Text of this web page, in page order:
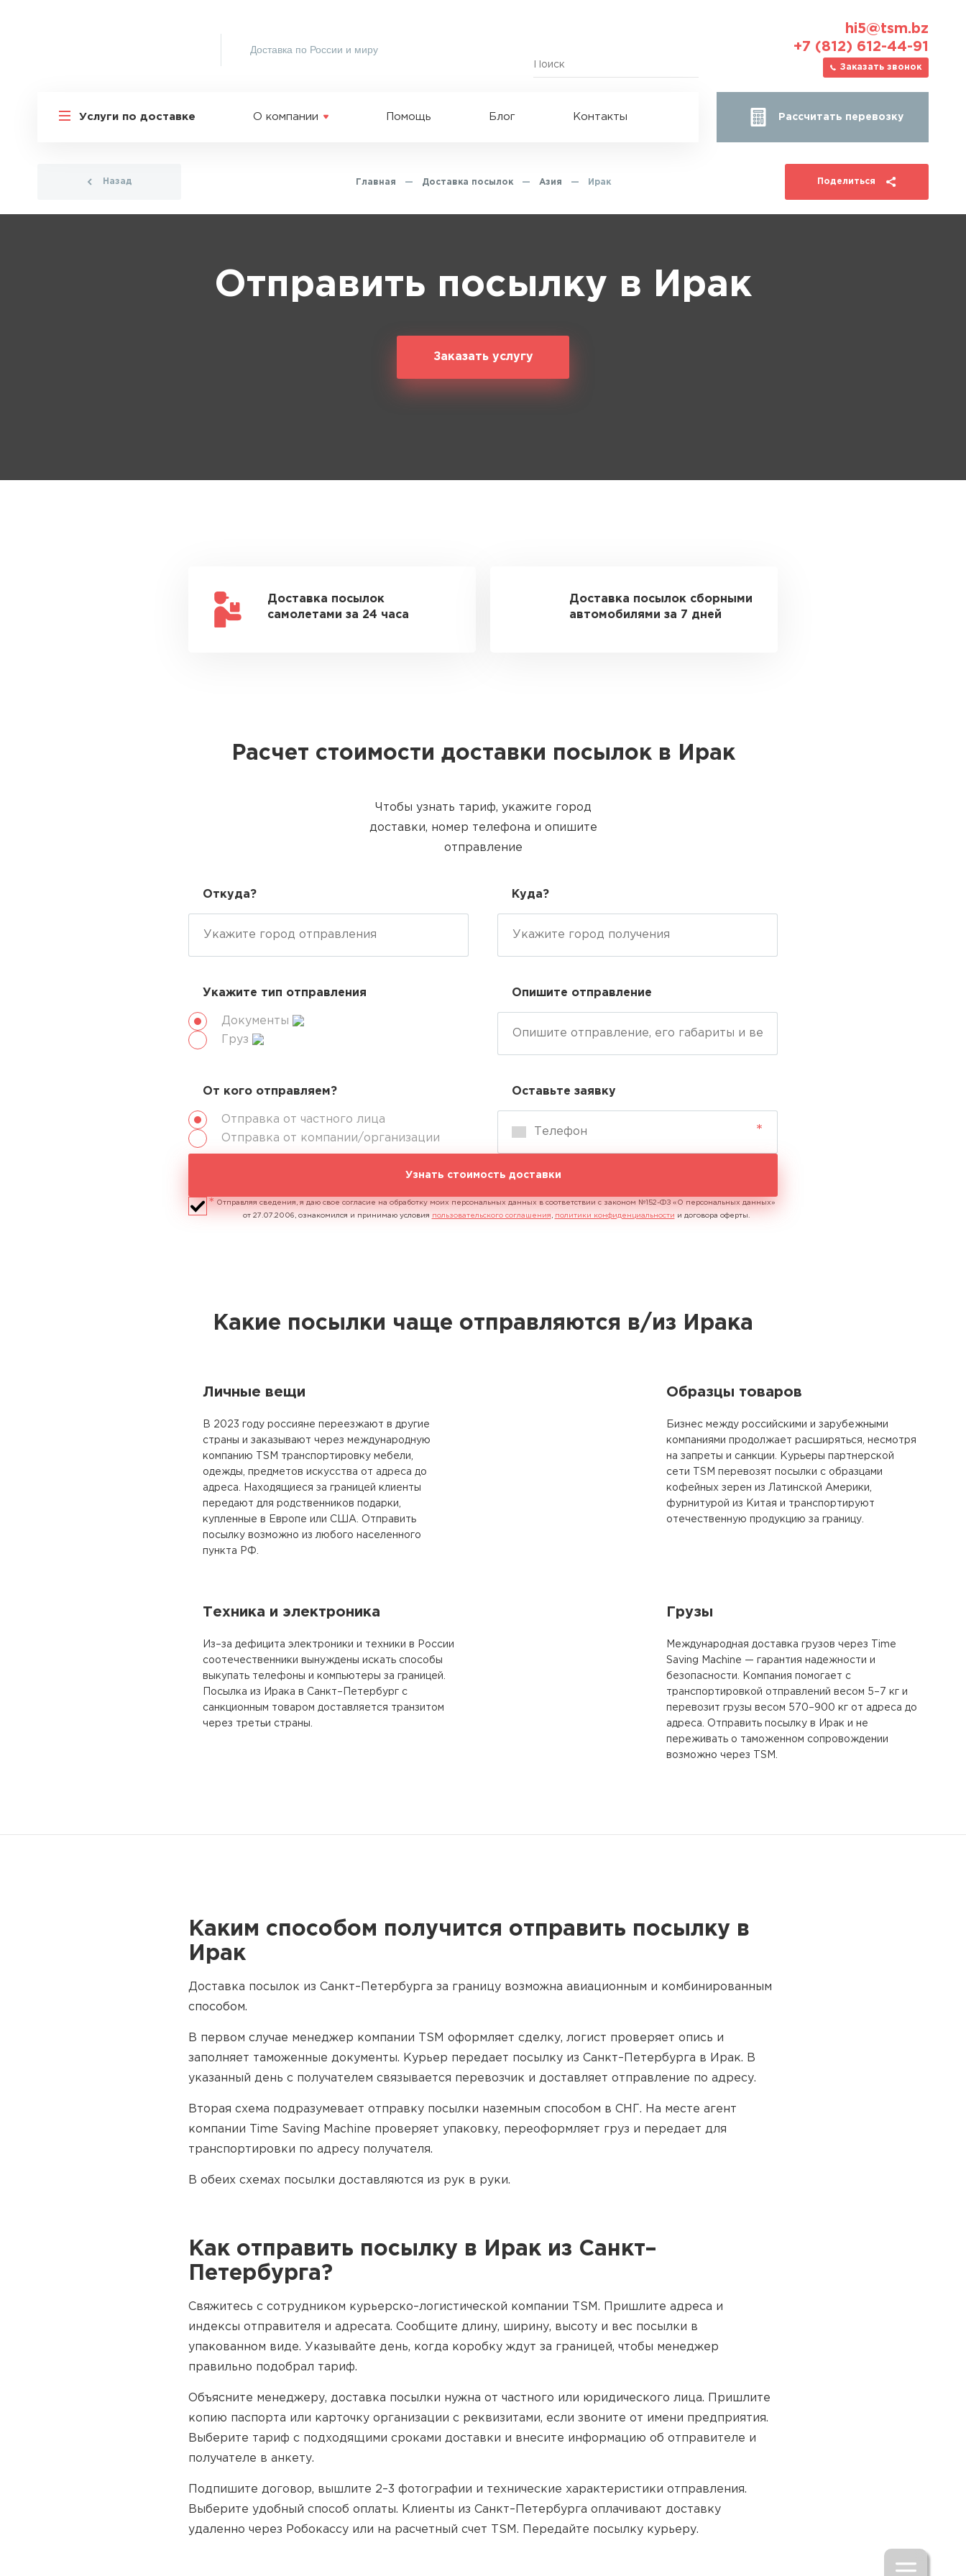
Доставка по России и миру
hi5@tsm.bz
+7 (812) 612-44-91
Заказать звонок
Услуги по доставке О компании Помощь Блог Контакты Рассчитать перевозку
Назад Главная — Доставка посылок — Азия — Ирак Поделиться
Отправить посылку в Ирак
Заказать услугу
Доставка посылок
самолетами за 24 часа
Доставка посылок сборными
автомобилями за 7 дней
Расчет стоимости доставки посылок в Ирак
Чтобы узнать тариф, укажите город
доставки, номер телефона и опишите
отправление
Откуда? Куда?
Укажите тип отправления
Документы
Груз
Опишите отправление
От кого отправляем?
Отправка от частного лица
Отправка от компании/организации
Оставьте заявку
Узнать стоимость доставки
Отправляя сведения, я даю свое согласие на обработку моих персональных данных в соответствии с законом №152-ФЗ «О персональных данных»
от 27.07.2006, ознакомился и принимаю условия пользовательского соглашения , политики конфиденциальности и договора оферты.
Какие посылки чаще отправляются в/из Ирака
Личные вещи
В 2023 году россияне переезжают в другие
страны и заказывают через международную
компанию TSM транспортировку мебели,
одежды, предметов искусства от адреса до
адреса. Находящиеся за границей клиенты
передают для родственников подарки,
купленные в Европе или США. Отправить
посылку возможно из любого населенного
пункта РФ.
Образцы товаров
Бизнес между российскими и зарубежными
компаниями продолжает расширяться, несмотря
на запреты и санкции. Курьеры партнерской
сети TSM перевозят посылки с образцами
кофейных зерен из Латинской Америки,
фурнитурой из Китая и транспортируют
отечественную продукцию за границу.
Техника и электроника
Из–за дефицита электроники и техники в России
соотечественники вынуждены искать способы
выкупать телефоны и компьютеры за границей.
Посылка из Ирака в Санкт–Петербург с
санкционным товаром доставляется транзитом
через третьи страны.
Грузы
Международная доставка грузов через Time
Saving Machine — гарантия надежности и
безопасности. Компания помогает с
транспортировкой отправлений весом 5–7 кг и
перевозит грузы весом 570–900 кг от адреса до
адреса. Отправить посылку в Ирак и не
переживать о таможенном сопровождении
возможно через TSM.
Каким способом получится отправить посылку в
Ирак
Доставка посылок из Санкт–Петербурга за границу возможна авиационным и комбинированным
способом.
В первом случае менеджер компании TSM оформляет сделку, логист проверяет опись и
заполняет таможенные документы. Курьер передает посылку из Санкт–Петербурга в Ирак. В
указанный день с получателем связывается перевозчик и доставляет отправление по адресу.
Вторая схема подразумевает отправку посылки наземным способом в СНГ. На месте агент
компании Time Saving Machine проверяет упаковку, переоформляет груз и передает для
транспортировки по адресу получателя.
В обеих схемах посылки доставляются из рук в руки.
Как отправить посылку в Ирак из Санкт–
Петербурга?
Свяжитесь с сотрудником курьерско–логистической компании TSM. Пришлите адреса и
индексы отправителя и адресата. Сообщите длину, ширину, высоту и вес посылки в
упакованном виде. Указывайте день, когда коробку ждут за границей, чтобы менеджер
правильно подобрал тариф.
Объясните менеджеру, доставка посылки нужна от частного или юридического лица. Пришлите
копию паспорта или карточку организации с реквизитами, если звоните от имени предприятия.
Выберите тариф с подходящими сроками доставки и внесите информацию об отправителе и
получателе в анкету.
Подпишите договор, вышлите 2–3 фотографии и технические характеристики отправления.
Выберите удобный способ оплаты. Клиенты из Санкт–Петербурга оплачивают доставку
удаленно через Робокассу или на расчетный счет TSM. Передайте посылку курьеру.